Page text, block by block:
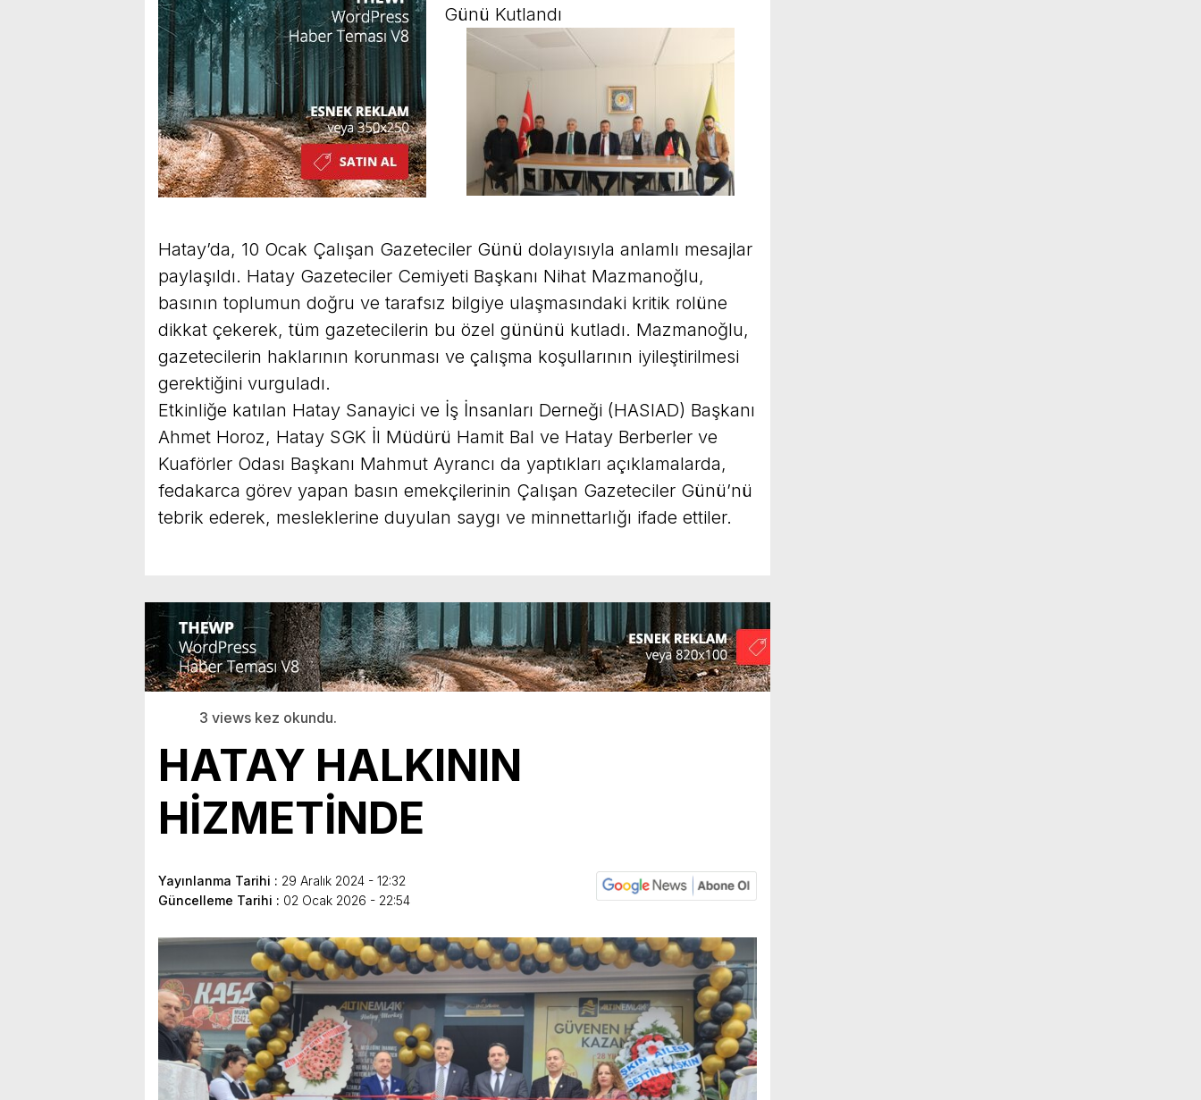
Günü Kutlandı
Hatay’da, 10 Ocak Çalışan Gazeteciler Günü dolayısıyla anlamlı mesajlar
paylaşıldı. Hatay Gazeteciler Cemiyeti Başkanı Nihat Mazmanoğlu,
basının toplumun doğru ve tarafsız bilgiye ulaşmasındaki kritik rolüne
dikkat çekerek, tüm gazetecilerin bu özel gününü kutladı. Mazmanoğlu,
gazetecilerin haklarının korunması ve çalışma koşullarının iyileştirilmesi
gerektiğini vurguladı.
Etkinliğe katılan Hatay Sanayici ve İş İnsanları Derneği (HASIAD) Başkanı
Ahmet Horoz, Hatay SGK İl Müdürü Hamit Bal ve Hatay Berberler ve
Kuaförler Odası Başkanı Mahmut Ayrancı da yaptıkları açıklamalarda,
fedakarca görev yapan basın emekçilerinin Çalışan Gazeteciler Günü’nü
tebrik ederek, mesleklerine duyulan saygı ve minnettarlığı ifade ettiler.
3 views kez okundu.
HATAY HALKININ
HİZMETİNDE
Yayınlanma Tarihi : 29 Aralık 2024 - 12:32
Güncelleme Tarihi : 02 Ocak 2026 - 22:54